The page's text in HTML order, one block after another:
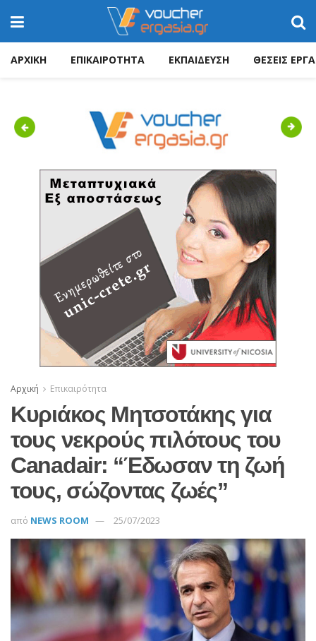
ΑΡΧΙΚΗ ΕΠΙΚΑΙΡΟΤΗΤΑ ΕΚΠΑΙΔΕΥΣΗ ΘΕΣΕΙΣ
Previous Next
Αρχική Επικαιρότητα
Kυριάκος Μητσοτάκης για
τους νεκρούς πιλότους του
Canadair: “Έδωσαν τη ζωή
τους, σώζοντας ζωές”
από NEWS ROOM 25/07/2023